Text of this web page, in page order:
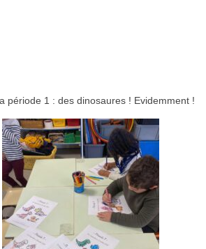
période 1 : des dinosaures ! Evidemment !